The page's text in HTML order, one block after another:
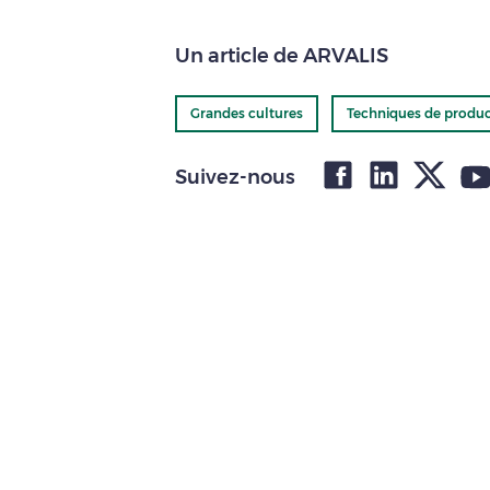
Un article de ARVALIS
Grandes cultures Techniques de
Suivez-nous